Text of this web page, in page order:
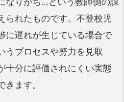
られたものです。不登校児
に遅れが生じている場合で
うプロセスや努力を見取
十分に評価されにくい実態
ます。